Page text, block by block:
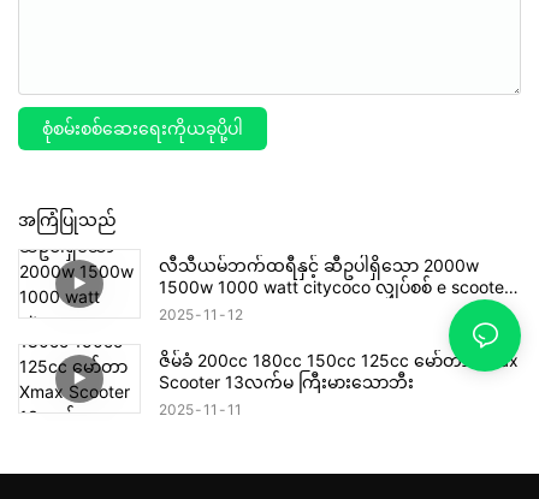
စုံစမ်းစစ်ဆေးရေးကိုယခုပို့ပါ
အကြံပြုသည်
လီသီယမ်ဘက်ထရီနှင့် ဆီဥပါရှိသော 2000w
1500w 1000 watt citycoco လျှပ်စစ် e scooter
x12
2025 11 12
ဇိမ်ခံ 200cc 180cc 150cc 125cc မော်တာ Xmax
Scooter 13လက်မ ကြီးမားသောဘီး
2025 11 11